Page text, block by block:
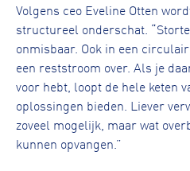
Volgens ceo Eveline Otten
structureel onderschat.
onmisbaar. Ook in een
een reststroom over. Als je
voor hebt, loopt de hele keten
oplossingen bieden. Liever
zoveel mogelijk, maar wat
kunnen opvangen.”